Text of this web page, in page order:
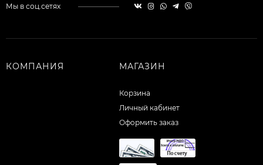
Мы в соц.сетях
КОМПАНИЯ МАГАЗИН
Корзина
Личный кабинет
Оформить заказ